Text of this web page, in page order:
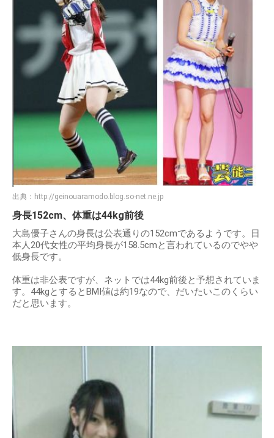
出典： http://geinouaramodo.blog.so-net.ne.jp
身長152cm、体重は44kg前後
大島優子さんの身長は公表通りの152cmであるようです。日
本人20代女性の平均身長が158.5cmと言われているのでやや
低身長です。
体重は非公表ですが、ネットでは44kg前後と予想されていま
す。44kgとするとBMI値は約19なので、だいたいこのくらい
だと思います。